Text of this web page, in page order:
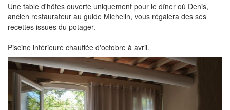
Une table d'hôtes ouverte uniquement pour le dîner où Denis,
ancien restaurateur au guide Michelin, vous régalera des ses
recettes issues du potager.
Piscine intérieure chauffée d'octobre à avril.